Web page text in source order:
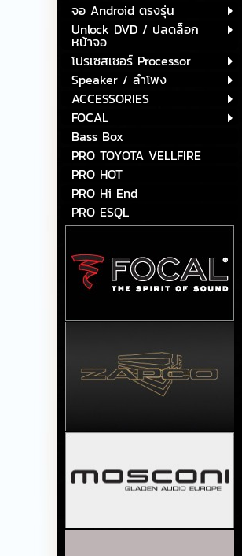
จอ Android ตรงรุ่น
Unlock DVD / ปลดล็อก
หน้าจอ
โปรเซสเซอร์ Processor
Speaker / ลำโพง
ACCESSORIES
FOCAL
Bass Box
PRO TOYOTA VELLFIRE
PRO HOT
PRO Hi End
PRO ESQL